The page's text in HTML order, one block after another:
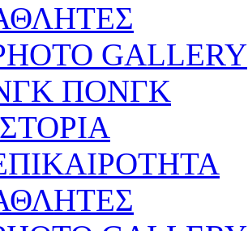
GALLERY
ΠΟΝΓΚ